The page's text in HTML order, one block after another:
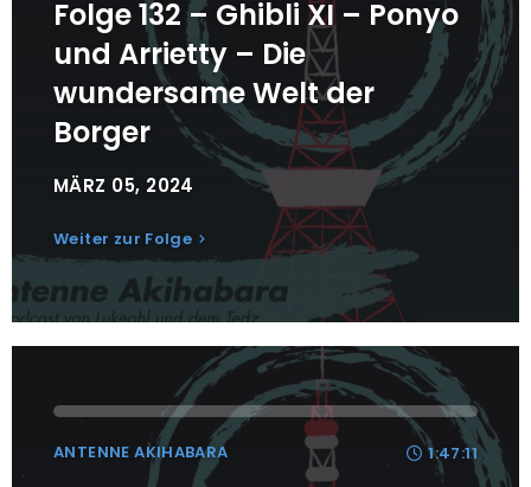
Folge 132 – Ghibli XI – Ponyo
und Arrietty – Die
wundersame Welt der
Borger
MÄRZ 05, 2024
Weiter zur Folge
ANTENNE AKIHABARA 1:47:11